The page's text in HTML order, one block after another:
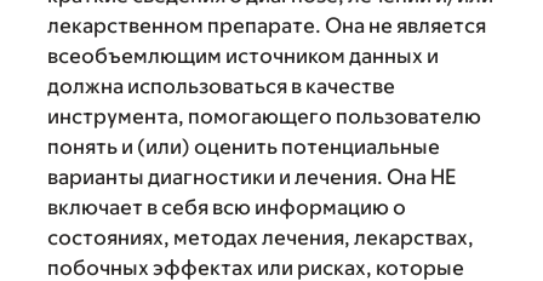
лекарственном препарате. Она не является
всеобъемлющим источником данных и
должна использоваться в качестве
инструмента, помогающего пользователю
понять и (или) оценить потенциальные
варианты диагностики и лечения. Она НЕ
включает в себя всю информацию о
состояниях, методах лечения, лекарствах,
побочных эффектах или рисках, которые